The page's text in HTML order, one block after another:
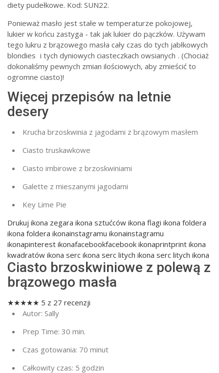
diety pudełkowe. Kod: SUN22.
Ponieważ masło jest stałe w temperaturze pokojowej,
lukier w końcu zastyga - tak jak lukier do pączków. Używam
tego lukru z brązowego masła cały czas do tych jabłkowych
blondies i tych dyniowych ciasteczkach owsianych . (Chociaż
dokonaliśmy pewnych zmian ilościowych, aby zmieścić to
ogromne ciasto)!
Więcej przepisów na letnie
desery
Krucha brzoskwinia z jagodami z brązowym masłem
Ciasto truskawkowe
Ciasto imbirowe z brzoskwiniami
Galette z mieszanymi jagodami
Key Lime Pie
Drukuj ikona zegara ikona sztućców ikona flagi ikona foldera
ikona foldera ikonainstagramu ikonainstagramu
ikonapinterest ikonafacebookfacebook ikonaprintprint ikona
kwadratów ikona serc ikona serc litych ikona serc litych ikona
Ciasto brzoskwiniowe z polewą z
brązowego masła
★★★★★ 5 z 27 recenzji
Autor: Sally
Prep Time: 30 min.
Czas gotowania: 70 minut
Całkowity czas: 5 godzin